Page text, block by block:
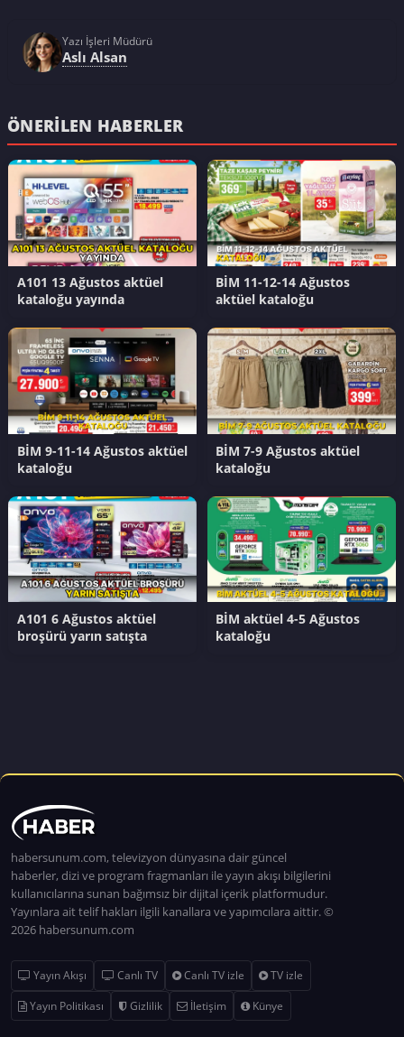
Yazı İşleri Müdürü
Aslı Alsan
ÖNERILEN HABERLER
A101 13 Ağustos aktüel
kataloğu yayında
BİM 11-12-14 Ağustos
aktüel kataloğu
BİM 9-11-14 Ağustos aktüel
kataloğu
BİM 7-9 Ağustos aktüel
kataloğu
A101 6 Ağustos aktüel
broşürü yarın satışta
BİM aktüel 4-5 Ağustos
kataloğu
habersunum.com, televizyon dünyasına dair güncel
haberler, dizi ve program fragmanları ile yayın akışı bilgilerini
kullanıcılarına sunan bağımsız bir dijital içerik platformudur.
Yayınlara ait telif hakları ilgili kanallara ve yapımcılara aittir. ©
2026 habersunum.com
Yayın Akışı Canlı TV Canlı TV izle
TV izle
Yayın Politikası
Gizlilik İletişim Künye